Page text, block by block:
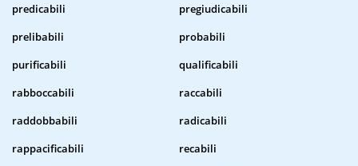
predicabili
pregiudicabili
prelibabili
probabili
purificabili
qualificabili
rabboccabili
raccabili
raddobbabili
radicabili
rappacificabili
recabili